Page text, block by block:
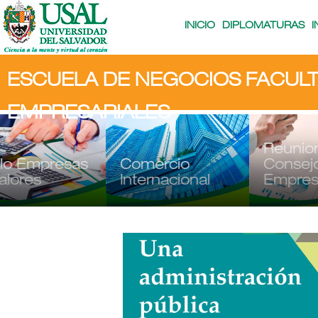
Navigation
INICIO DIPLOMATURAS
ESCUELA DE NEGOCIOS
EMPRESARIALES
Comercio
Internacional
Reuniones de
Consejo
Empresarial